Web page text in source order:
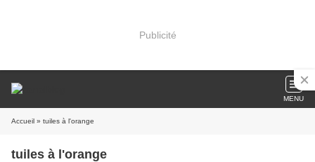
Publicité
MENU
Accueil » tuiles à l'orange
tuiles à l'orange